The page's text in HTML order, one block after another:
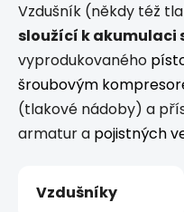
Vzdušník (někdy též
sloužící k akumulaci
vyprodukovaného
šroubovým
(tlakové nádoby) a
armatur a pojistných
Vzdušníky